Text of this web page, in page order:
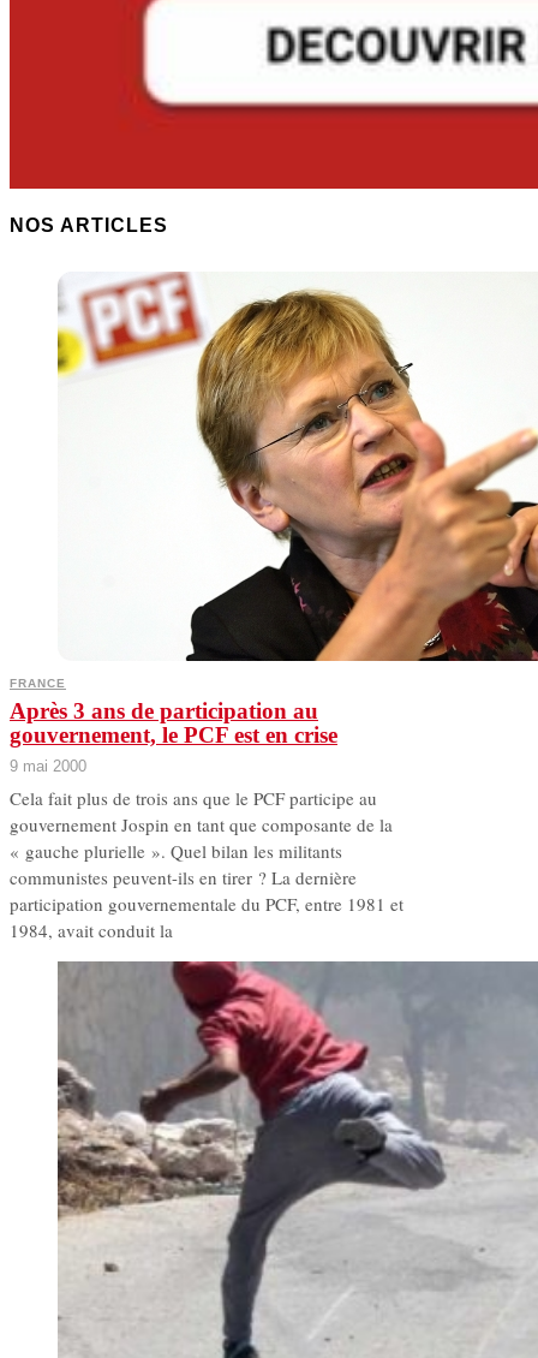
NOS ARTICLES
FRANCE
Après 3 ans de participation au
gouvernement, le PCF est en crise
9 mai 2000
Cela fait plus de trois ans que le PCF participe au
gouvernement Jospin en tant que composante de la
« gauche plurielle ». Quel bilan les militants
communistes peuvent-ils en tirer ? La dernière
participation gouvernementale du PCF, entre 1981 et
1984, avait conduit la